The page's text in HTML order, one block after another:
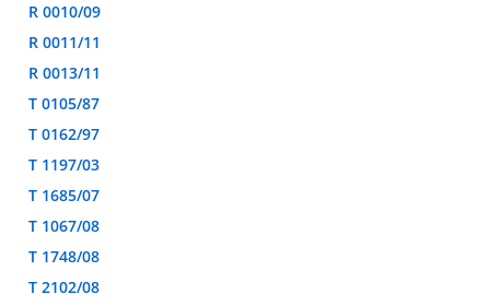
R 0010/09
R 0011/11
R 0013/11
T 0105/87
T 0162/97
T 1197/03
T 1685/07
T 1067/08
T 1748/08
T 2102/08